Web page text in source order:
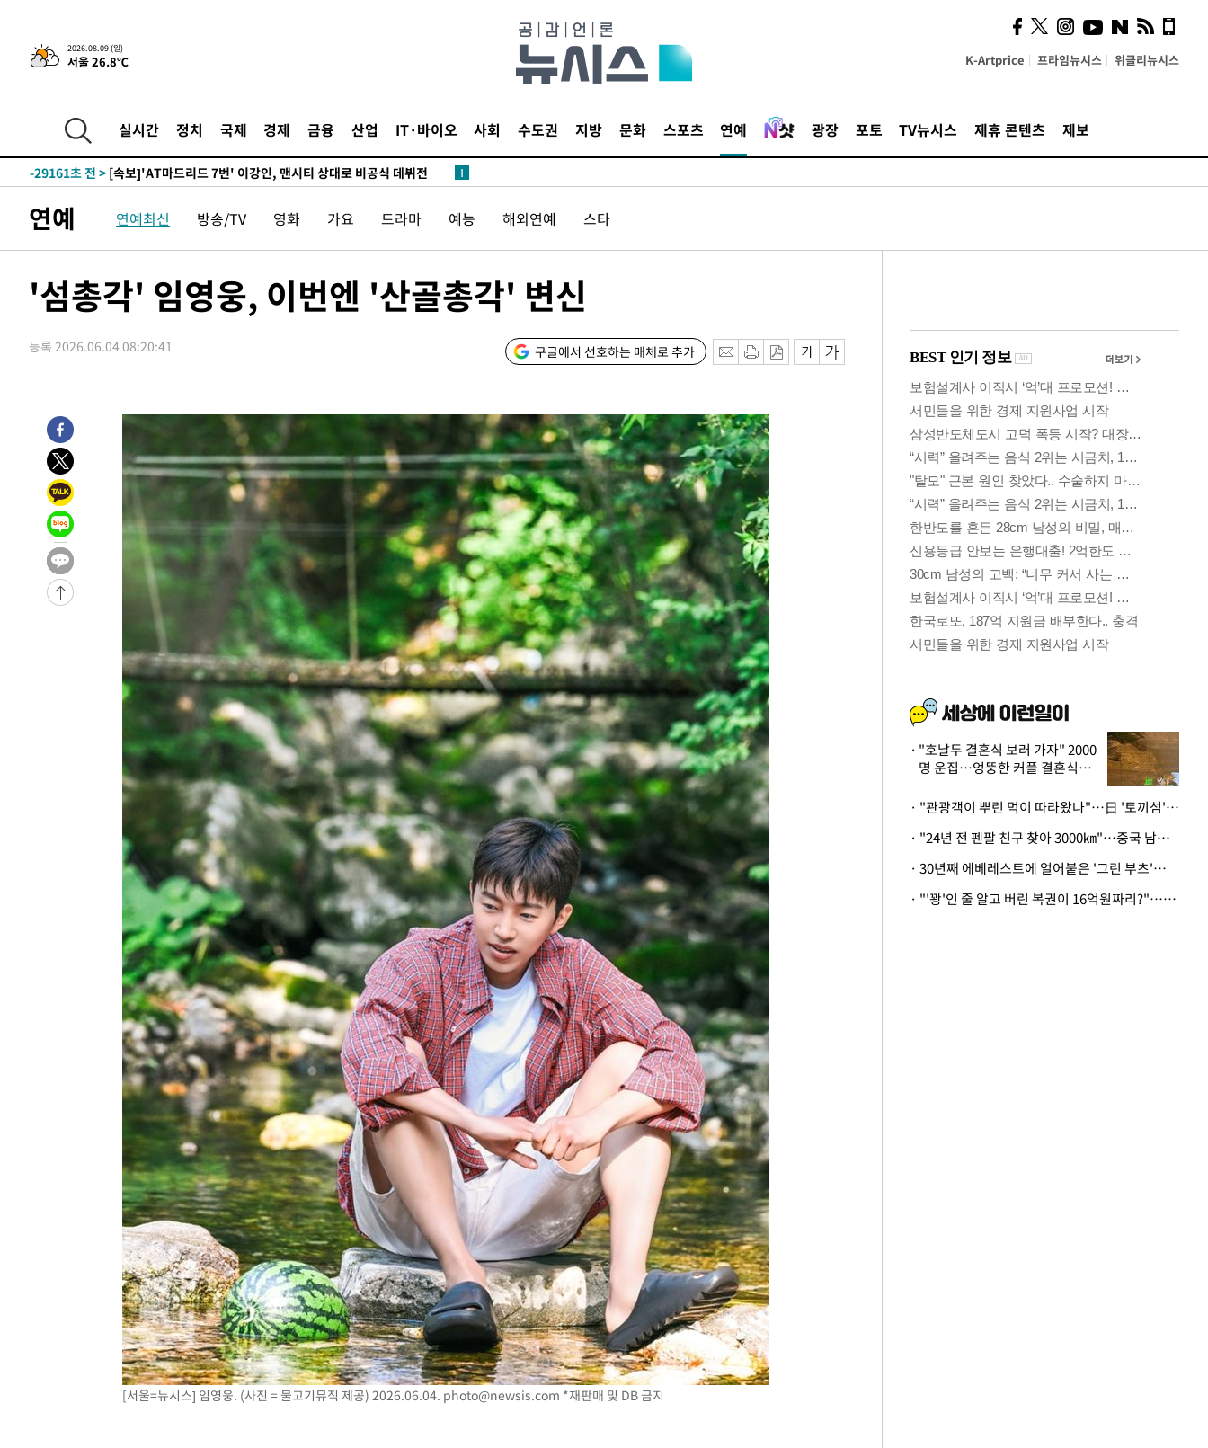
2026.08.09 (일)
서울 26.8℃ K-Artprice 프라임뉴시스 위클리뉴시스
실시간 정치 국제 경제 금융 산업 IT·바이오 사회 수도권 지방 문화 스포츠 연예 광장 포토 TV뉴시스 제휴 콘텐츠 제보
-1349초 전 >이강인, 오늘 서울서 AT마드리드 입단식…'전례 없는 특급대우'
-31920초 전 >
'AT마드리드 7번' 이강인 데뷔전…맨시티에 1-3 역전패(종합)
-29659초 전 >
-29161초 전 > [속보]'AT마드리드 7번' 이강인, 맨시티 상대로 비공식 데뷔전
-23821초 전 >
이강인 ATM 입단식에 '상암벌 들썩'…"세계적인 선수 되길"
-22817초 전 >태풍 돌핀, 중 저장성 타이저우시 해안에 상륙 (1보)
-18793초 전 >[속보]與 강원·TK 당원투표 합산 김민석 48.54%로 승리…정청래
44.53%
-17967초 전 >[속보]與전대 권리당원투표…강원·경북 김민석, 대구 정청래 승리
-17774초 전 >[속보]與 당대표 경선, 경북 권리당원 투표 김민석 47.37%·정청래
46.35%
-17473초 전 >
[속보]與 당대표 경선, 강원 권리당원 투표 김민석 승리…50.30%
득표
-15391초 전 >
"일본축구협회, 대한축구협회 성 접대 의혹 심판 조사"
-8033초 전 >
[속보]장은수, KLPGA 제주삼다수 역전 우승…데뷔 10년 차에 첫 정
-3398초 전 >
"얼마나 더웠으면"…안동 물길공원서 헤엄친 구렁이 '소동'
-3325초 전 >
손흥민, 68분 뛰고 2경기 침묵…LAFC, 톨루카에 1-0 승리(종합)
-2597초 전 >
'2경기 연속 침묵' 손흥민, 톨루카전 68분만 뛰고 슈팅 0개
-1349초 전 >
이강인, 오늘 서울서 AT마드리드 입단식…'전례 없는 특급대우'
-32164초 전 >
이강인, 5만 관중 앞 ATM 데뷔…뜨거운 응원 속 새출발(종합)
'AT마드리드 7번' 이강인 데뷔전…맨시티에 1-3 역전패(종합)
'AT마드리드 7번' 이강인, 맨시티 상대로 비공식 데뷔전
[속보]'AT마드리드 7번' 이강인, 맨시티 상대로 비공식 데뷔전
네타냐후, 트럼프의 가자 평화 2차 15개조 평화안 '거부'
이강인 ATM 입단식에 '상암벌 들썩'…"세계적인 선수 되길"
태풍 돌핀, 중 저장성 타이저우시 해안에 상륙 (1보)
AT마드리드 데뷔 앞둔 이강인, 맨시티전 선발 대신 '벤치 시작'
[속보]與 강원·TK 당원투표 합산 김민석 48.54%로 승리…정청래
與 강원·TK 당원투표 합산 김민석 46.01%로 승리…정청래
[속보]與전대 권리당원투표…강원·경북 김민석, 대구 정청래 승리
[속보]與 당대표 경선, 경북 권리당원 투표 김민석 47.37%·정청래
[속보]與 당대표 경선, 대구 권리당원 투표 정청래 47.82%·김민석
[속보]與 당대표 경선, 강원 권리당원 투표 김민석 승리…50.30%
"일본축구협회, 대한축구협회 성 접대 의혹 심판 조사"
[속보]장은수, KLPGA 제주삼다수 역전 우승…데뷔 10년 차에 첫 정
"얼마나 더웠으면"…안동 물길공원서 헤엄친 구렁이 '소동'
손흥민, 68분 뛰고 2경기 침묵…LAFC, 톨루카에 1-0 승리(종합)
'2경기 연속 침묵' 손흥민, 톨루카전 68분만 뛰고 슈팅 0개
이강인, 오늘 서울서 AT마드리드 입단식…'전례 없는 특급대우'
연예 연예최신 방송/TV 영화 가요 드라마 예능 해외연예 스타
'섬총각' 임영웅, 이번엔 '산골총각' 변신
등록 2026.06.04 08:20:41 구글에서 선호하는 매체로 추가
[서울=뉴시스] 임영웅. (사진 = 물고기뮤직 제공) 2026.06.04. photo@newsis.com *재판매 및 DB 금지
사이 해답 찾았죠"…알을
깨고 나온 '초자아'
"호날두 결혼식 보러 가자" 2000
명 운집…엉뚱한 커플 결혼식에
· "관광객이 뿌린 먹이 따라왔나"…日 '토끼섬' 멧돼지, 토끼까지 사냥
· "24년 전 펜팔 친구 찾아 3000㎞"…중국 남성 사연에 '뭉클'
· 30년째 에베레스트에 얼어붙은 '그린 부츠'…드디어 가족 품으로
· "'꽝'인 줄 알고 버린 복권이 16억원짜리?"…극적으로 되찾은 사연